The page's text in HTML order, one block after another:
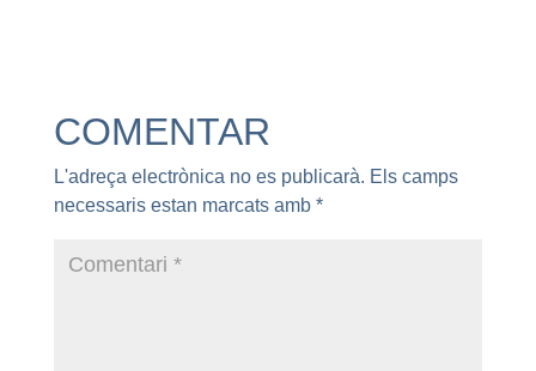
COMENTAR
L'adreça electrònica no es publicarà. Els camps
necessaris estan marcats amb *